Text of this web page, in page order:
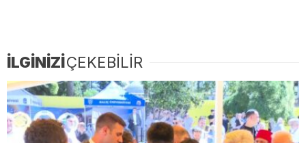
İLGİNİZİÇEKEBİLİR